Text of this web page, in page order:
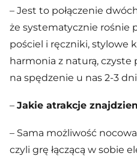
– Jest to połączenie
że systematycznie rośnie
pościel i ręczniki, stylowe
harmonia z naturą, czyste
na spędzenie u nas 2-3
– Jakie atrakcje
– Sama możliwość
czyli grę łączącą w sobie